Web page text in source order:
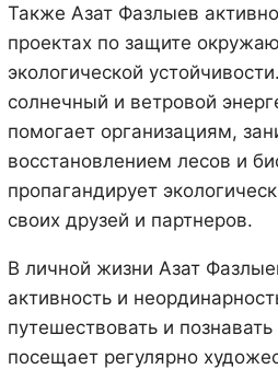
Также Азат Фазлыев
проектах по защите
экологической
солнечный и ветровой
помогает организациям,
восстановлением лесов и
пропагандирует
своих друзей и партнеров.
В личной жизни Азат
активность и
путешествовать и
посещает регулярно